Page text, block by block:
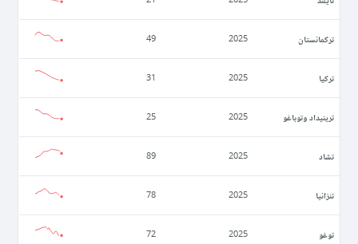
تركمانستان 2025
49
تركيا 2025
31
ترينيداد وتوباغو 2025
25
تشاد 2025
89
تنزانيا 2025
78
توغو 2025
72